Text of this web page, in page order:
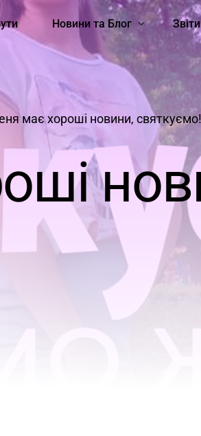
Стеміністки
Новини та Блог
Soft skills Сексизм
Звіти
має хороші новини, святкуємо!